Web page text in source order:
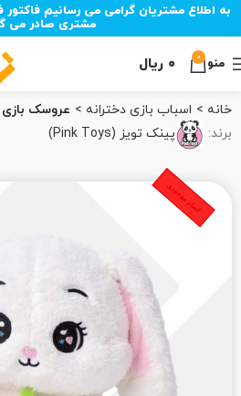
به اطلاع مشتریان گرامی می رسانیم
مشتری صادر می
منو 0 ۰ ریال
خانه اسباب‌ بازی دخترانه
عروسک بازی
برند:
پینک تویز (Pink Toys)
اتمام موجودی